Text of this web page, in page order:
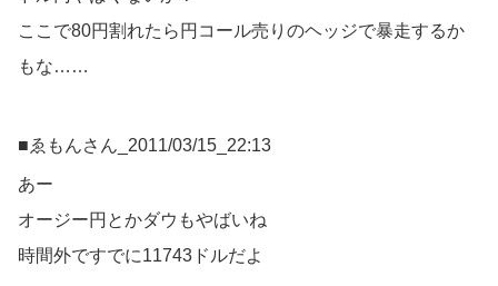
ここで80円割れたら円コール売りのヘッジで暴走するか
もな……
■ゑもんさん_2011/03/15_22:13
あー
オージー円とかダウもやばいね
時間外ですでに11743ドルだよ